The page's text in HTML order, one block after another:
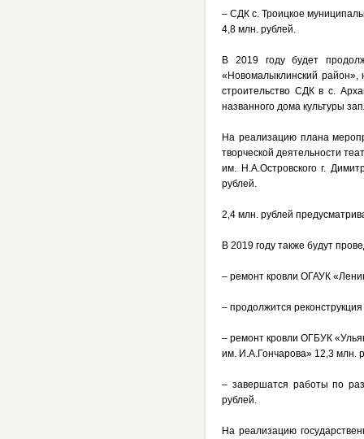
– СДК с. Троицкое
4,8 млн. рублей.
В 2019 году будет
«Новомалыклинский район»,
строительство СДК в с.
названного дома культуры
На реализацию плана
творческой деятельности
им. Н.А.Островского г.
рублей.
2,4 млн. рублей
В 2019 году также будут
– ремонт кровли ОГАУК
– продолжится
– ремонт кровли ОГБУК
им. И.А.Гончарова» 12,3 млн.
– завершатся работы по
рублей.
На реализацию